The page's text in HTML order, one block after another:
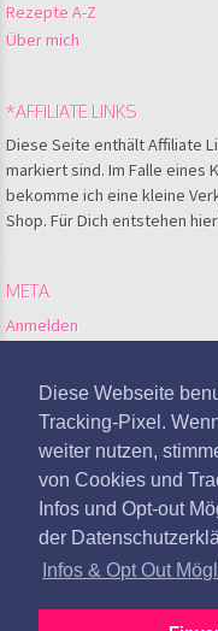
Diese Webseite
Tracking-Pixel.
weiter nutzen,
von Cookies und
Infos und Opt-out
der
Infos & Opt Out
Rezepte A-Z
Über mich
*AFFILIATE LINKS
Diese Seite enthält Affiliate
markiert sind. Im Falle eines
bekomme ich eine kleine
Shop. Für Dich entstehen
META
Anmelden
Kommentare-Feed
Google Analytics